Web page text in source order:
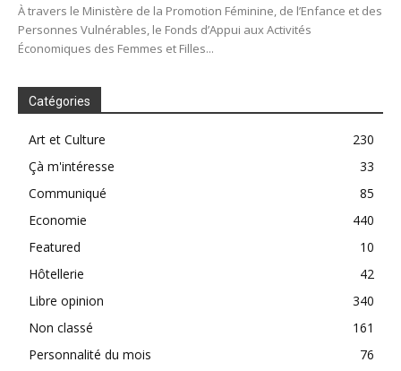
À travers le Ministère de la Promotion Féminine, de l’Enfance et des
Personnes Vulnérables, le Fonds d’Appui aux Activités
Économiques des Femmes et Filles...
Catégories
Art et Culture
230
Çà m'intéresse
33
Communiqué
85
Economie
440
Featured
10
Hôtellerie
42
Libre opinion
340
Non classé
161
Personnalité du mois
76